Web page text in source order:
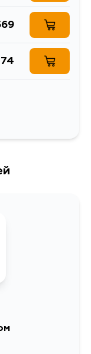
TOYOTA
Hilux/Prius/
RX
фильтры